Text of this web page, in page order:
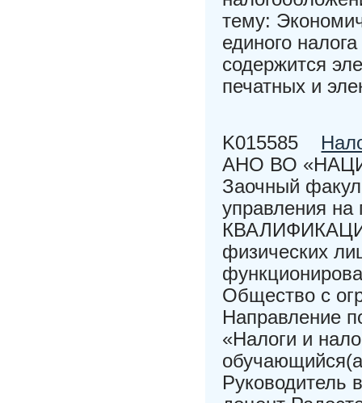
тему:
единого
содержится
печатных и
K015585
АНО ВО
Заочный
управления
физических
Общество с
Направление
«Налоги и
Руководитель